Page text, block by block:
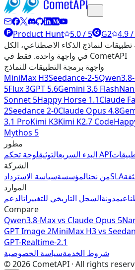
Product Hunt 5.0 / 5 G2 4.9
برمجة تطبيقات لنماذج الذكاء الاصطناعي، الكل
في واجهة واحدة. فقط في CometAPI
واجهة برمجة التطبيقات للنماذج
MiniMax H3Seedance-2-5
5Flux 3GPT 5.6Gemini 3.6 Flash
Sonnet 5Happy Horse 1.1Claude
2Seedance 2-0Claude Opus 4.8
3.1 ProKimi K3Kimi K2.7 Code
Mythos 5
مطور
البدء السريعالتوثيق لوحة تحكم API
الشركة
من نحنالمؤسسةسياسة الاسترداد SLA
الموارد
مدونةالسجل التاريخي للتغييراتالدعم
Compare
Qwen3.8-Max vs Claude Opus 5
GPT Image 2MiniMax H3 vs
GPT-Realtime-2.1
شروط الخدمةسياسة الخصوصية
©2026 CometAPI · All rights